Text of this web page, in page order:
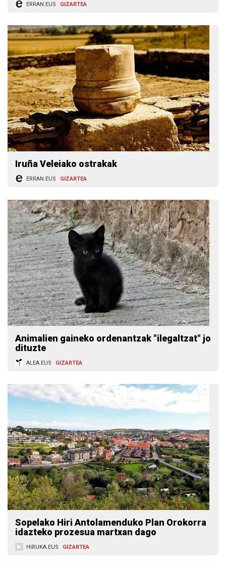
ERRAN.EUS GIZARTEA
Iruña Veleiako ostrakak
ERRAN.EUS GIZARTEA
Animalien gaineko ordenantzak "ilegaltzat" jo
dituzte
ALEA.EUS GIZARTEA
Sopelako Hiri Antolamenduko Plan Orokorra
idazteko prozesua martxan dago
HIRUKA.EUS GIZARTEA